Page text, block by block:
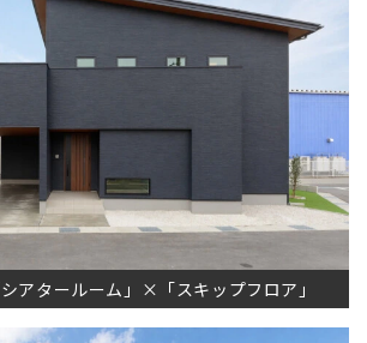
アタールーム」×「スキップフロア」